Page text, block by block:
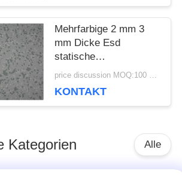
Mehrfarbige 2 mm 3
mm Dicke Esd
statische
Dissipationsböden für price discussion MOQ:100 Quadratmeter
KONTAKT
Kategorien Alle